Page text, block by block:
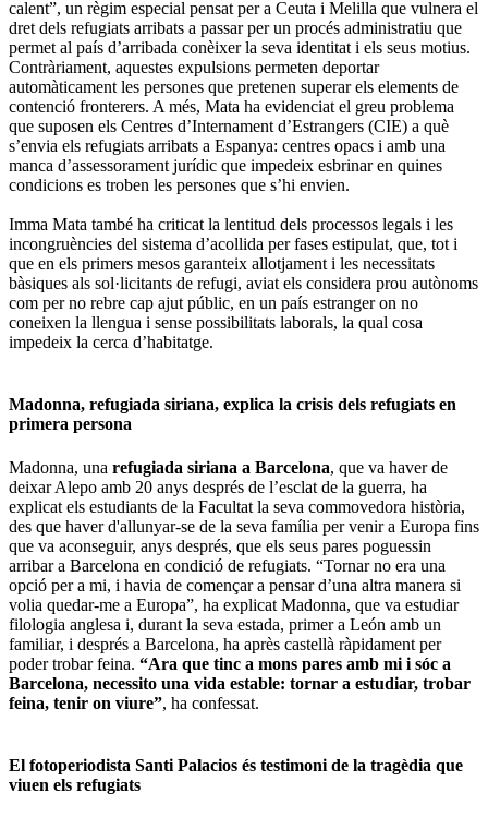
calent”, un règim especial pensat per a Ceuta i Melilla que vulnera el
dret dels refugiats arribats a passar per un procés administratiu que
permet al país d’arribada conèixer la seva identitat i els seus motius.
Contràriament, aquestes expulsions permeten deportar
automàticament les persones que pretenen superar els elements de
contenció fronterers. A més, Mata ha evidenciat el greu problema
que suposen els Centres d’Internament d’Estrangers (CIE) a què
s’envia els refugiats arribats a Espanya: centres opacs i amb una
manca d’assessorament jurídic que impedeix esbrinar en quines
condicions es troben les persones que s’hi envien.
Imma Mata també ha criticat la lentitud dels processos legals i les
incongruències del sistema d’acollida per fases estipulat, que, tot i
que en els primers mesos garanteix allotjament i les necessitats
bàsiques als sol·licitants de refugi, aviat els considera prou autònoms
com per no rebre cap ajut públic, en un país estranger on no
coneixen la llengua i sense possibilitats laborals, la qual cosa
impedeix la cerca d’habitatge.
Madonna, refugiada siriana, explica la crisis dels refugiats en
primera persona
Madonna, una refugiada siriana a Barcelona, que va haver de
deixar Alepo amb 20 anys després de l’esclat de la guerra, ha
explicat els estudiants de la Facultat la seva commovedora història,
des que haver d'allunyar-se de la seva família per venir a Europa fins
que va aconseguir, anys després, que els seus pares poguessin
arribar a Barcelona en condició de refugiats. “Tornar no era una
opció per a mi, i havia de començar a pensar d’una altra manera si
volia quedar-me a Europa”, ha explicat Madonna, que va estudiar
filologia anglesa i, durant la seva estada, primer a León amb un
familiar, i després a Barcelona, ha après castellà ràpidament per
poder trobar feina. “Ara que tinc a mons pares amb mi i sóc a
Barcelona, necessito una vida estable: tornar a estudiar, trobar
feina, tenir on viure”, ha confessat.
El fotoperiodista Santi Palacios és testimoni de la tragèdia que
viuen els refugiats